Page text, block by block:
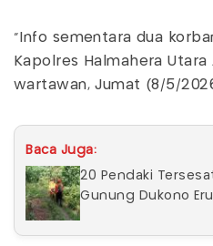
"Info sementara dua
Kapolres Halmahera Utara
wartawan, Jumat (8/5/
Baca Juga:
20 Pendaki
Gunung Dukono